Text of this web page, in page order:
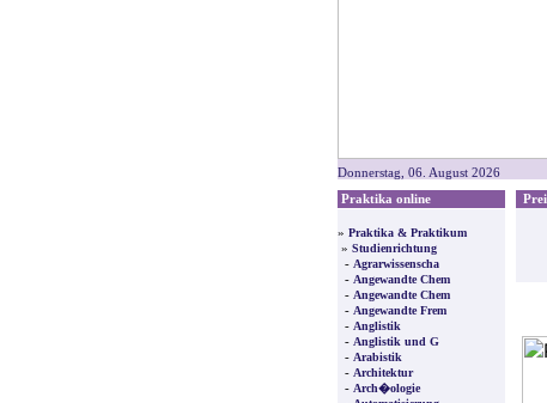
Donnerstag, 06. August 2026
Praktika online
» Praktika & Praktikum
» Studienrichtung
- Agrarwissenscha
- Angewandte Chem
- Angewandte Chem
- Angewandte Frem
- Anglistik
- Anglistik und G
- Arabistik
- Architektur
- Arch�ologie